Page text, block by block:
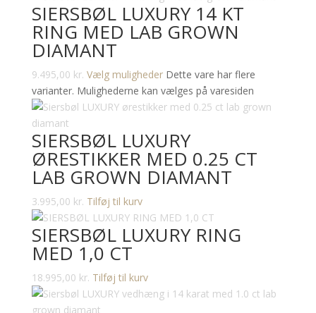
SIERSBØL LUXURY 14 KT
RING MED LAB GROWN
DIAMANT
9.495,00 kr. Vælg muligheder Dette vare har flere
varianter. Mulighederne kan vælges på varesiden
SIERSBØL LUXURY
ØRESTIKKER MED 0.25 CT
LAB GROWN DIAMANT
3.995,00 kr. Tilføj til kurv
SIERSBØL LUXURY RING
MED 1,0 CT
18.995,00 kr. Tilføj til kurv